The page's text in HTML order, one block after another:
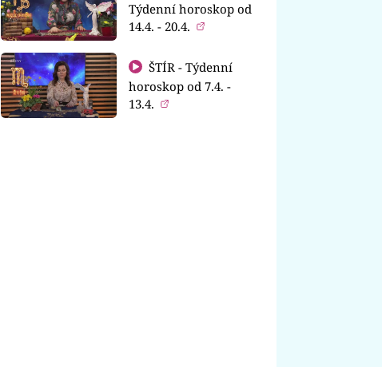
Týdenní horoskop od
14.4. - 20.4.
ŠTÍR - Týdenní
horoskop od 7.4. -
13.4.